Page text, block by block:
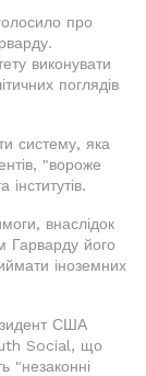
про
виконувати
поглядів
систему, яка
"вороже
внаслідок
Гарварду його
іноземних
США
Social, що
"незаконні